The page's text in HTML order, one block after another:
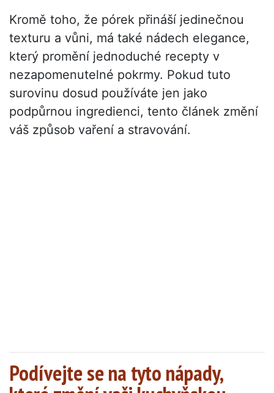
Kromě toho, že pórek přináší jedinečnou
texturu a vůni, má také nádech elegance,
který promění jednoduché recepty v
nezapomenutelné pokrmy. Pokud tuto
surovinu dosud používáte jen jako
podpůrnou ingredienci, tento článek změní
váš způsob vaření a stravování.
Podívejte se na tyto nápady,